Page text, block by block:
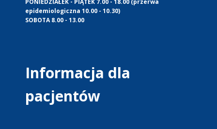
PONIEDZIAŁEK - PIĄTEK 7.00 - 18.00 (przerwa
epidemiologiczna 10.00 - 10.30)
SOBOTA 8.00 - 13.00
Informacja dla
pacjentów